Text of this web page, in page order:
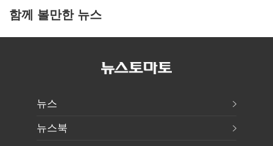
함께 볼만한 뉴스
뉴스
뉴스북